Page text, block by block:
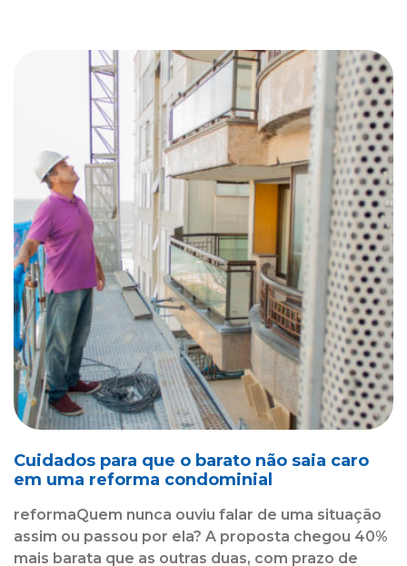
Cuidados para que o barato não saia caro
em uma reforma condominial
reformaQuem nunca ouviu falar de uma situação
assim ou passou por ela? A proposta chegou 40%
mais barata que as outras duas, com prazo de